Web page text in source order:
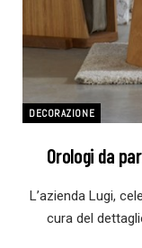
DECORAZIONE
Orologi da
L’azienda Lugi,
cura del